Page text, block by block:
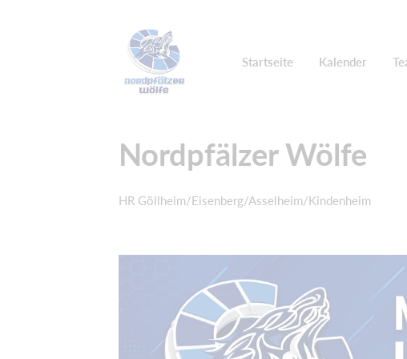
Startseite Kalender
Nordpfälzer Wölfe
HR Göllheim/Eisenberg/Asselheim/Kindenheim